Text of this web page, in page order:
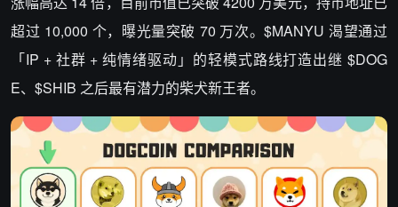
超过 10,000 个，曝光量突破 70 万次。$MANYU 渴望通过
「IP + 社群 + 纯情绪驱动」的轻模式路线打造出继 $DOG
E、$SHIB 之后最有潜力的柴犬新王者。